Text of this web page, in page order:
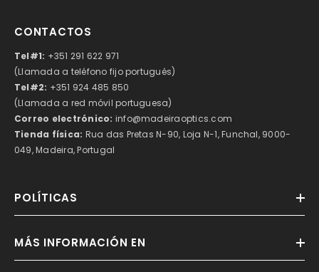
CONTACTOS
Tel#1: +351 291 622 971
(Llamada a teléfono fijo portugués)
Tel#2: +351 924 485 850
(Llamada a red móvil portuguesa)
Correo electrónico: info@madeiraoptics.com
Tienda física: Rua das Pretas N-90, Loja N-1, Funchal, 9000-
049, Madeira, Portugal
POLÍTICAS
MÁS INFORMACIÓN EN